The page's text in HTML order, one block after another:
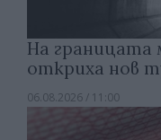
На границата
откриха нов
06.08.2026 / 11:00